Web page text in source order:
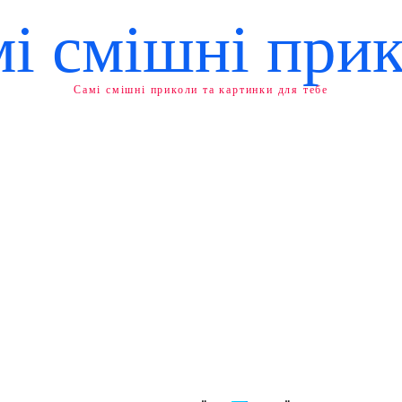
смішні
Самі смішні приколи та картинки для тебе